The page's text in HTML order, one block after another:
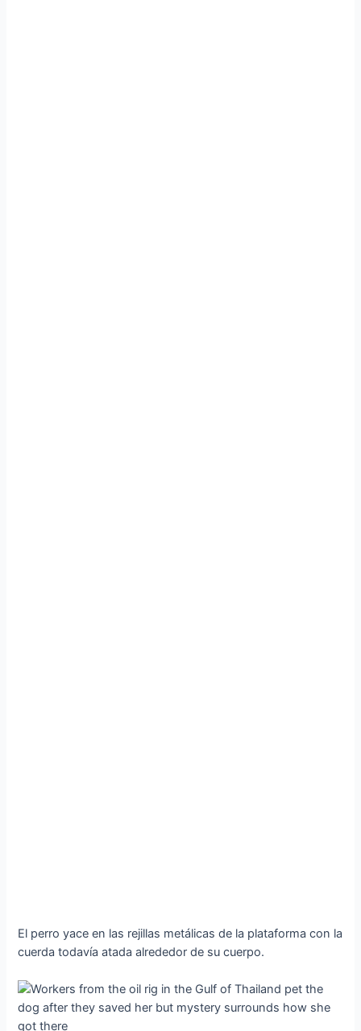
El perro yace en las rejillas metálicas de la plataforma con la
cuerda todavía atada alrededor de su cuerpo.